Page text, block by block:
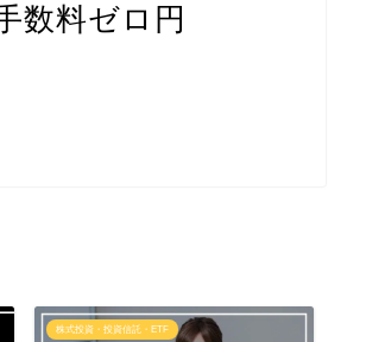
数料ゼロ円
株式投資・投資信託・ETF